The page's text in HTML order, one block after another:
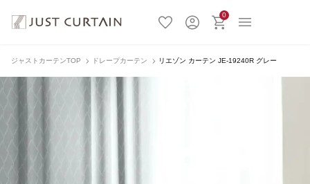
0
ジャストカーテンTOP ドレープカーテン リエゾン カーテン JE-19240R グレー